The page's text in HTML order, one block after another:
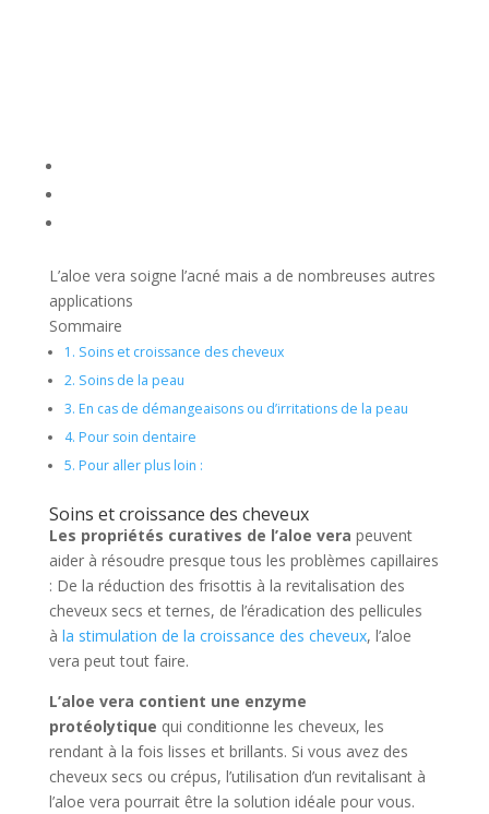
L’aloe vera soigne l’acné mais a de nombreuses autres
applications
Sommaire
1. Soins et croissance des cheveux
2. Soins de la peau
3. En cas de démangeaisons ou d’irritations de la peau
4. Pour soin dentaire
5. Pour aller plus loin :
Soins et croissance des cheveux
Les propriétés curatives de l’aloe vera peuvent
aider à résoudre presque tous les problèmes capillaires
: De la réduction des frisottis à la revitalisation des
cheveux secs et ternes, de l’éradication des pellicules
à la stimulation de la croissance des cheveux, l’aloe
vera peut tout faire.
L’aloe vera contient une enzyme
protéolytique qui conditionne les cheveux, les
rendant à la fois lisses et brillants. Si vous avez des
cheveux secs ou crépus, l’utilisation d’un revitalisant à
l’aloe vera pourrait être la solution idéale pour vous.